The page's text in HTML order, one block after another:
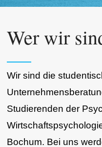
Wer wir
Wir sind die
Studierenden der
Bochum. Bei uns